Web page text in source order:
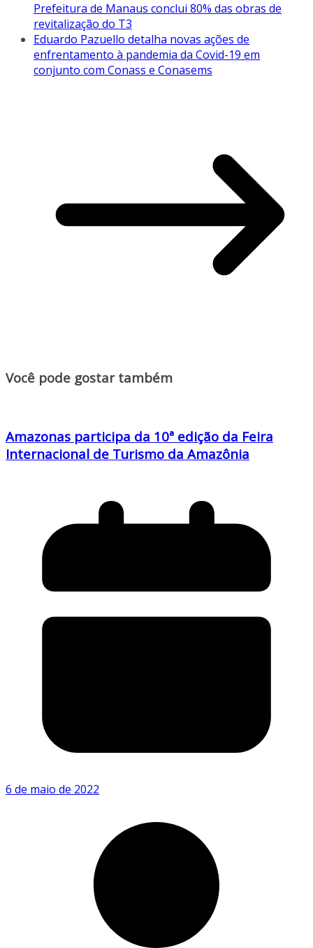
Prefeitura de Manaus conclui 80% das obras de
revitalização do T3
Eduardo Pazuello detalha novas ações de
enfrentamento à pandemia da Covid-19 em
conjunto com Conass e Conasems
Você pode gostar também
Amazonas participa da 10ª edição da Feira
Internacional de Turismo da Amazônia
6 de maio de 2022